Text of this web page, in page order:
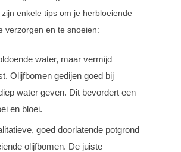
enkele tips om je herbloeiende
verzorgen en te snoeien:
water, maar vermijd
Olijfbomen gedijen goed bij
water geven. Dit bevordert een
en bloei.
goed doorlatende potgrond
olijfbomen. De juiste